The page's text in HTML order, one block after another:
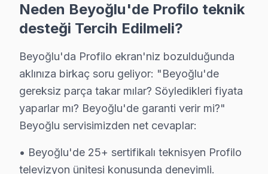
Keçeci Piri, birçok öğrenci ve genç profesyonelin
Kemankeş Karamustafapaşa'da Profilo TV Servisi
Kemankeş Karamustafapaşa, tarihi dokusu ve
Kılıçali Paşa'da Profilo TV Servisi
Kılıçali Paşa, modern yaşam tarzına sahip gençler
Kocatepe, dinamik bir yaşam tarzına sahip olan
Neden Beyoğlu'de Profilo teknik
desteği Tercih Edilmeli?
Beyoğlu'da Profilo ekran'niz bozulduğunda
aklınıza birkaç soru geliyor: "Beyoğlu'de
gereksiz parça takar mılar? Söyledikleri fiyata
yaparlar mı? Beyoğlu'de garanti verir mi?"
Beyoğlu servisimizden net cevaplar:
• Beyoğlu'de 25+ sertifikalı teknisyen Profilo
televizyon ünitesi konusunda deneyimli.